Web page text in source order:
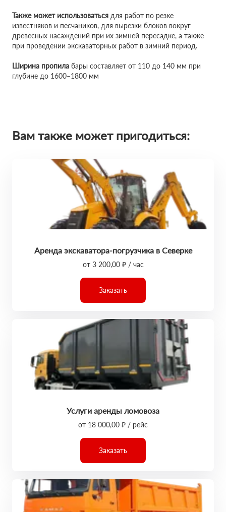
Также может использоваться для работ по резке
известняков и песчаников, для вырезки блоков вокруг
древесных насаждений при их зимней пересадке, а также
при проведении экскаваторных работ в зимний период.
Ширина пропила бары составляет от 110 до 140 мм при
глубине до 1600–1800 мм
Вам также может пригодиться:
Аренда экскаватора-погрузчика в Северке
от 3 200,00 ₽ / час
Заказать
Услуги аренды ломовоза
от 18 000,00 ₽ / рейс
Заказать